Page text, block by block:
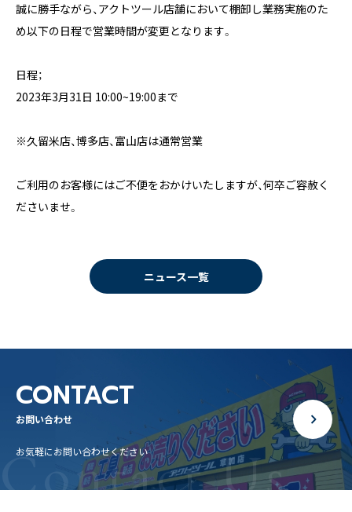
誠に勝手ながら、アクトツール店舗において棚卸し業務実施のた
め以下の日程で営業時間が変更となります。
日程；
2023年3月31日 10:00~19:00まで
※久留米店、博多店、富山店は通常営業
ご利用のお客様にはご不便をおかけいたしますが、何卒ご容赦く
ださいませ。
ニュース一覧
Contact Us
CONTACT
お問い合わせ
お気軽にお問い合わせください